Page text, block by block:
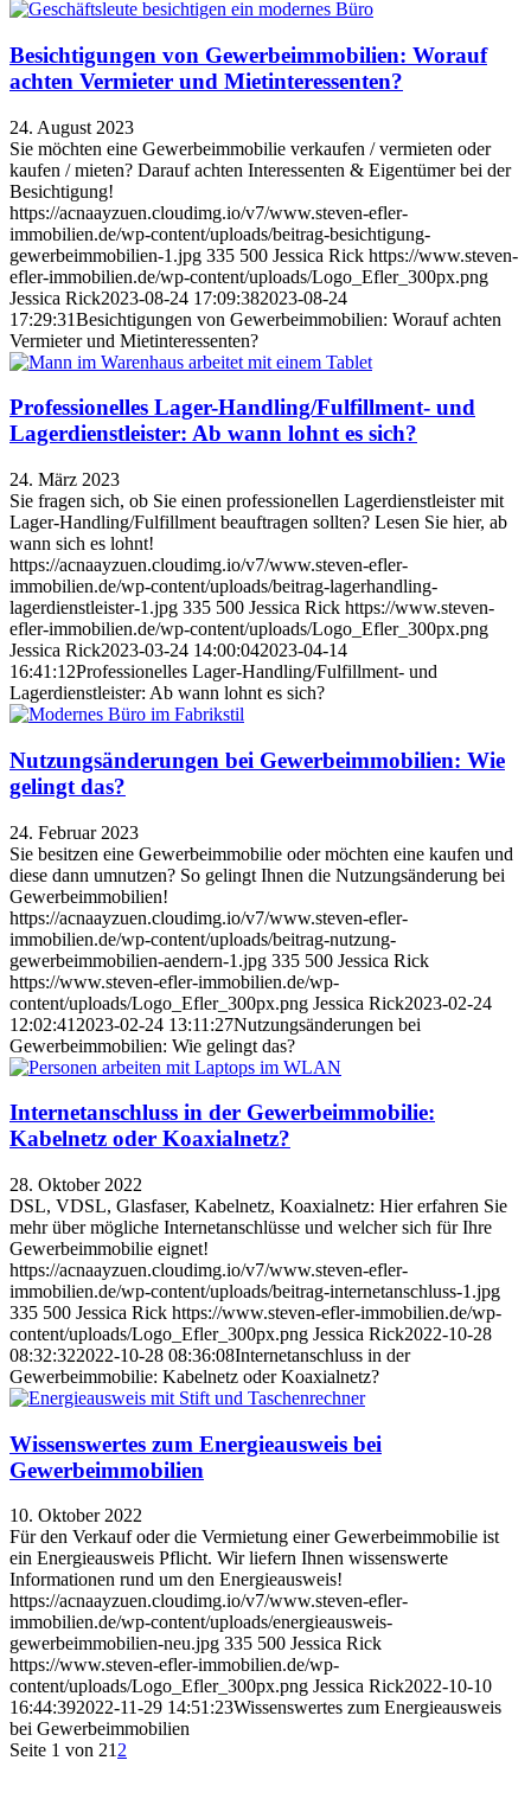
Besichtigungen von Gewerbeimmobilien: Worauf
achten Vermieter und Mietinteressenten?
24. August 2023
Sie möchten eine Gewerbeimmobilie verkaufen / vermieten oder
kaufen / mieten? Darauf achten Interessenten & Eigentümer bei der
Besichtigung!
https://acnaayzuen.cloudimg.io/v7/www.steven-efler-
immobilien.de/wp-content/uploads/beitrag-besichtigung-
gewerbeimmobilien-1.jpg 335 500 Jessica Rick https://www.steven-
efler-immobilien.de/wp-content/uploads/Logo_Efler_300px.png
Jessica Rick2023-08-24 17:09:382023-08-24
17:29:31Besichtigungen von Gewerbeimmobilien: Worauf achten
Vermieter und Mietinteressenten?
Professionelles Lager-Handling/Fulfillment- und
Lagerdienstleister: Ab wann lohnt es sich?
24. März 2023
Sie fragen sich, ob Sie einen professionellen Lagerdienstleister mit
Lager-Handling/Fulfillment beauftragen sollten? Lesen Sie hier, ab
wann sich es lohnt!
https://acnaayzuen.cloudimg.io/v7/www.steven-efler-
immobilien.de/wp-content/uploads/beitrag-lagerhandling-
lagerdienstleister-1.jpg 335 500 Jessica Rick https://www.steven-
efler-immobilien.de/wp-content/uploads/Logo_Efler_300px.png
Jessica Rick2023-03-24 14:00:042023-04-14
16:41:12Professionelles Lager-Handling/Fulfillment- und
Lagerdienstleister: Ab wann lohnt es sich?
Nutzungsänderungen bei Gewerbeimmobilien: Wie
gelingt das?
24. Februar 2023
Sie besitzen eine Gewerbeimmobilie oder möchten eine kaufen und
diese dann umnutzen? So gelingt Ihnen die Nutzungsänderung bei
Gewerbeimmobilien!
https://acnaayzuen.cloudimg.io/v7/www.steven-efler-
immobilien.de/wp-content/uploads/beitrag-nutzung-
gewerbeimmobilien-aendern-1.jpg 335 500 Jessica Rick
https://www.steven-efler-immobilien.de/wp-
content/uploads/Logo_Efler_300px.png Jessica Rick2023-02-24
12:02:41 2023-02-24 13:11:27Nutzungsänderungen bei
Gewerbeimmobilien: Wie gelingt das?
Internetanschluss in der Gewerbeimmobilie:
Kabelnetz oder Koaxialnetz?
28. Oktober 2022
DSL, VDSL, Glasfaser, Kabelnetz, Koaxialnetz: Hier erfahren Sie
mehr über mögliche Internetanschlüsse und welcher sich für Ihre
Gewerbeimmobilie eignet!
https://acnaayzuen.cloudimg.io/v7/www.steven-efler-
immobilien.de/wp-content/uploads/beitrag-internetanschluss-1.jpg
335 500 Jessica Rick https://www.steven-efler-immobilien.de/wp-
content/uploads/Logo_Efler_300px.png Jessica Rick2022-10-28
08:32:322022-10-28 08:36:08Internetanschluss in der
Gewerbeimmobilie: Kabelnetz oder Koaxialnetz?
Wissenswertes zum Energieausweis bei
Gewerbeimmobilien
10. Oktober 2022
Für den Verkauf oder die Vermietung einer Gewerbeimmobilie ist
ein Energieausweis Pflicht. Wir liefern Ihnen wissenswerte
Informationen rund um den Energieausweis!
https://acnaayzuen.cloudimg.io/v7/www.steven-efler-
immobilien.de/wp-content/uploads/energieausweis-
gewerbeimmobilien-neu.jpg 335 500 Jessica Rick
https://www.steven-efler-immobilien.de/wp-
content/uploads/Logo_Efler_300px.png Jessica Rick2022-10-10
16:44:392022-11-29 14:51:23Wissenswertes zum Energieausweis
bei Gewerbeimmobilien
Seite 1 von 21 2